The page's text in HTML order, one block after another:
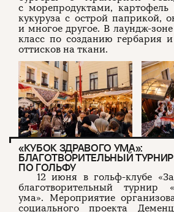
с морепродуктами, картофель
кукуруза с острой паприкой,
и многое другое. В лаундж-
класс по созданию гербария
оттисков на ткани.
«КУБОК ЗДРАВОГО УМА»:
БЛАГОТВОРИТЕЛЬНЫЙ ТУРНИР
ПО ГОЛЬФУ
12 июня в гольф-клубе
благотворительный турнир
ума». Мероприятие
социального проекта